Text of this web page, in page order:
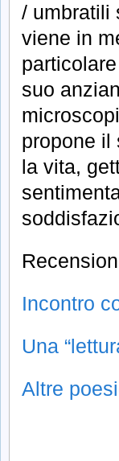
/ umbratili
viene in
suo
propone il
la vita,
Incontro
Una
Altre